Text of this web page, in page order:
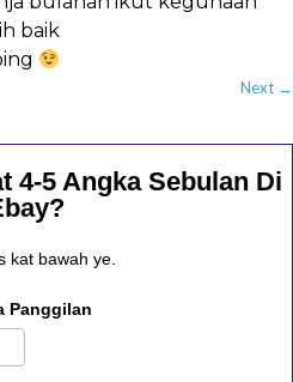
baik
Next →
4-5 Angka Sebulan Di
kat bawah ye.
Panggilan